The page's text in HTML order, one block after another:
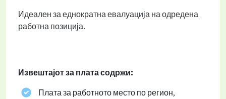
Идеален за еднократна евалуација на одредена
работна позиција.
Извештајот за плата содржи:
Плата за работното место по регион,